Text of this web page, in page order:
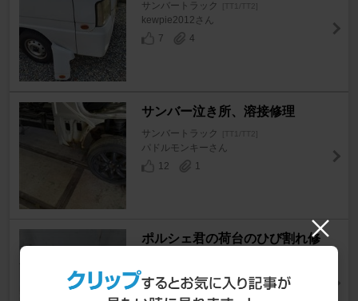
サンバートラック [TT1/TT2]
kewpie2012さん
7
4
サンバー泣き所、溶接修理
サンバートラック [TT1/TT2]
パドルモンキーさん
12
1
ポルシェ君の荷台のひび割れ修
サンバートラック [TT1/TT2]